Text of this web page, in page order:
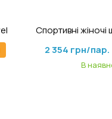
2 354 грн/пар.
В